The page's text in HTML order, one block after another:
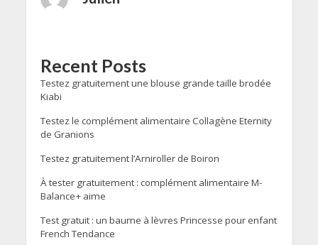
Recent Posts
Testez gratuitement une blouse grande taille brodée
Kiabi
Testez le complément alimentaire Collagène Eternity
de Granions
Testez gratuitement l’Arniroller de Boiron
À tester gratuitement : complément alimentaire M-
Balance+ aime
Test gratuit : un baume à lèvres Princesse pour enfant
French Tendance